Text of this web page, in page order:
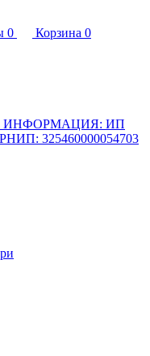
0 Корзина 0
ИНФОРМАЦИЯ: ИП
325460000054703